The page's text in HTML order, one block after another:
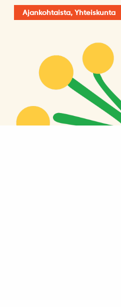
Ajankohtaista, Yhteiskunta